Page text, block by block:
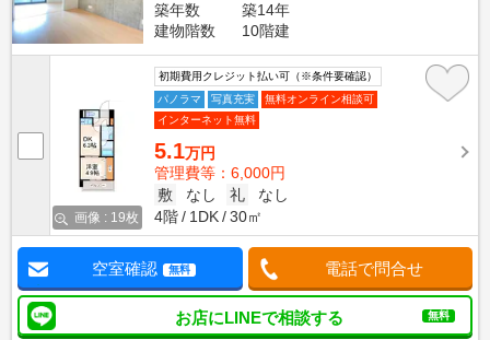
築年数
築14年
建物階数
10階建
画像 : 19枚
初期費用クレジット払い可（※条件要確認）
パノラマ
写真充実
無料オンライン相談可
インターネット無料
5.1万円
管理費等：6,000円
敷
なし 礼
なし
4階
1DK 30㎡
空室確認 無料 電話で問合せ
お店にLINEで相談する 無料